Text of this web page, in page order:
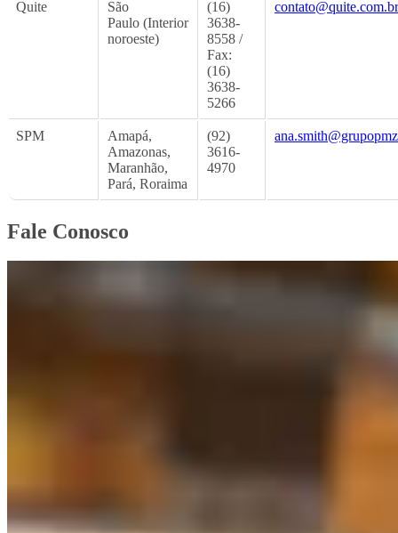
Quite
São
Paulo (Interior
noroeste)
(16)
3638-
8558 /
Fax:
(16)
3638-
5266
contato@quite.com.br
SPM
Amapá,
Amazonas,
Maranhão,
Pará, Roraima
(92)
3616-
4970
Fale Conosco